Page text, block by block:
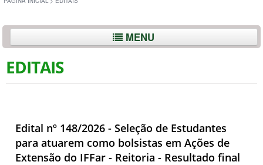
MENU
EDITAIS
Edital nº 148/2026 - Seleção de Estudantes
para atuarem como bolsistas em Ações de
Extensão do IFFar - Reitoria - Resultado final